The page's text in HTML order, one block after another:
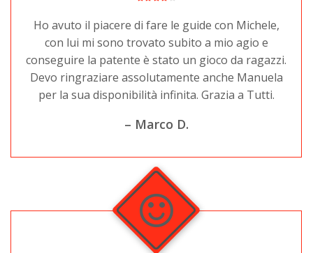
Ho avuto il piacere di fare le guide con Michele,
con lui mi sono trovato subito a mio agio e
conseguire la patente è stato un gioco da ragazzi.
Devo ringraziare assolutamente anche Manuela
per la sua disponibilità infinita. Grazia a Tutti.
– Marco D.